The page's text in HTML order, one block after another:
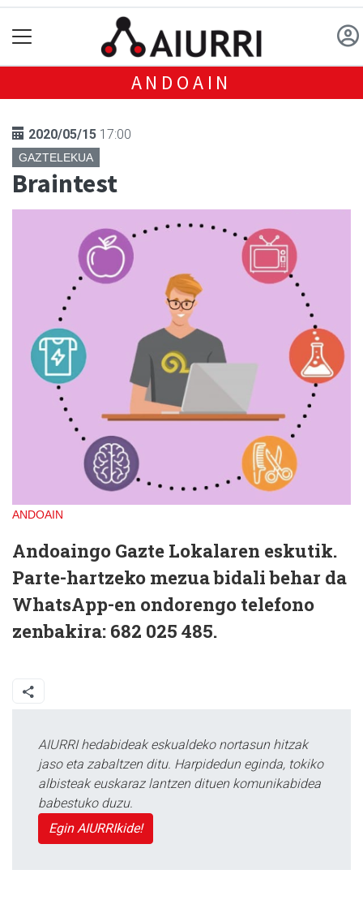
ANDOAIN
2020/05/15 17:00
GAZTELEKUA
Braintest
ANDOAIN
Andoaingo Gazte Lokalaren eskutik.
Parte-hartzeko mezua bidali behar da
WhatsApp-en ondorengo telefono
zenbakira: 682 025 485.
AIURRI hedabideak eskualdeko nortasun hitzak
jaso eta zabaltzen ditu. Harpidedun eginda, tokiko
albisteak euskaraz lantzen dituen komunikabidea
babestuko duzu.
Egin AIURRIkide!